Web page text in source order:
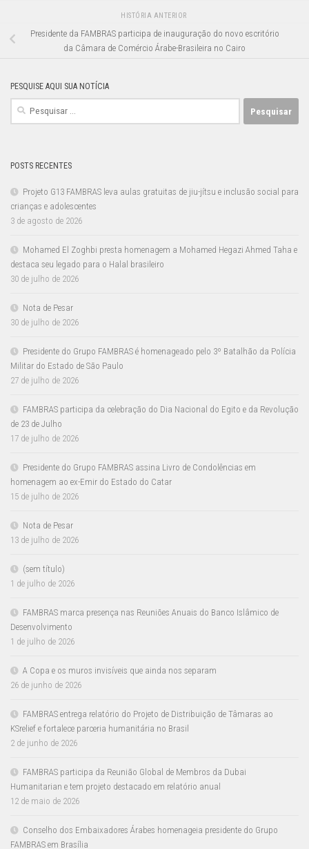
HISTÓRIA ANTERIOR
Presidente da FAMBRAS participa de inauguração do novo escritório
da Câmara de Comércio Árabe-Brasileira no Cairo
PESQUISE AQUI SUA NOTÍCIA
Pesquisar
POSTS RECENTES
Projeto G13 FAMBRAS leva aulas gratuitas de jiu-jítsu e inclusão social para
crianças e adolescentes
3 de agosto de 2026
Mohamed El Zoghbi presta homenagem a Mohamed Hegazi Ahmed Taha e
destaca seu legado para o Halal brasileiro
30 de julho de 2026
Nota de Pesar
30 de julho de 2026
Presidente do Grupo FAMBRAS é homenageado pelo 3º Batalhão da Polícia
Militar do Estado de São Paulo
27 de julho de 2026
FAMBRAS participa da celebração do Dia Nacional do Egito e da Revolução
de 23 de Julho
17 de julho de 2026
Presidente do Grupo FAMBRAS assina Livro de Condolências em
homenagem ao ex-Emir do Estado do Catar
15 de julho de 2026
Nota de Pesar
13 de julho de 2026
(sem título)
1 de julho de 2026
FAMBRAS marca presença nas Reuniões Anuais do Banco Islâmico de
Desenvolvimento
1 de julho de 2026
A Copa e os muros invisíveis que ainda nos separam
26 de junho de 2026
FAMBRAS entrega relatório do Projeto de Distribuição de Tâmaras ao
KSrelief e fortalece parceria humanitária no Brasil
2 de junho de 2026
FAMBRAS participa da Reunião Global de Membros da Dubai
Humanitarian e tem projeto destacado em relatório anual
12 de maio de 2026
Conselho dos Embaixadores Árabes homenageia presidente do Grupo
FAMBRAS em Brasília